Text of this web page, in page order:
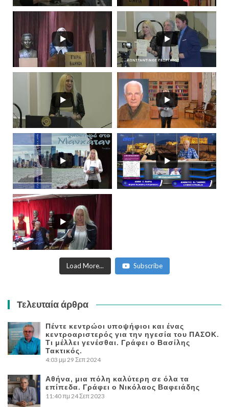
Load More... Subscribe
Τελευταία άρθρα
Πέντε κεντρώοι υποψήφιοι και ένας
κεντροαριστερός για την ηγεσία του ΠΑΣΟΚ.
Τι μέλλει γενέσθαι. Γράφει ο Βασίλης
Τακτικός.
4:03 μμ 29 Σεπ 2024
Αθήνα, μια πόλη καλύτερη σε όλα τα
επίπεδα. Γράφει ο Νικόλαος Βαφειάδης
11:40 πμ 24 Σεπ 2023